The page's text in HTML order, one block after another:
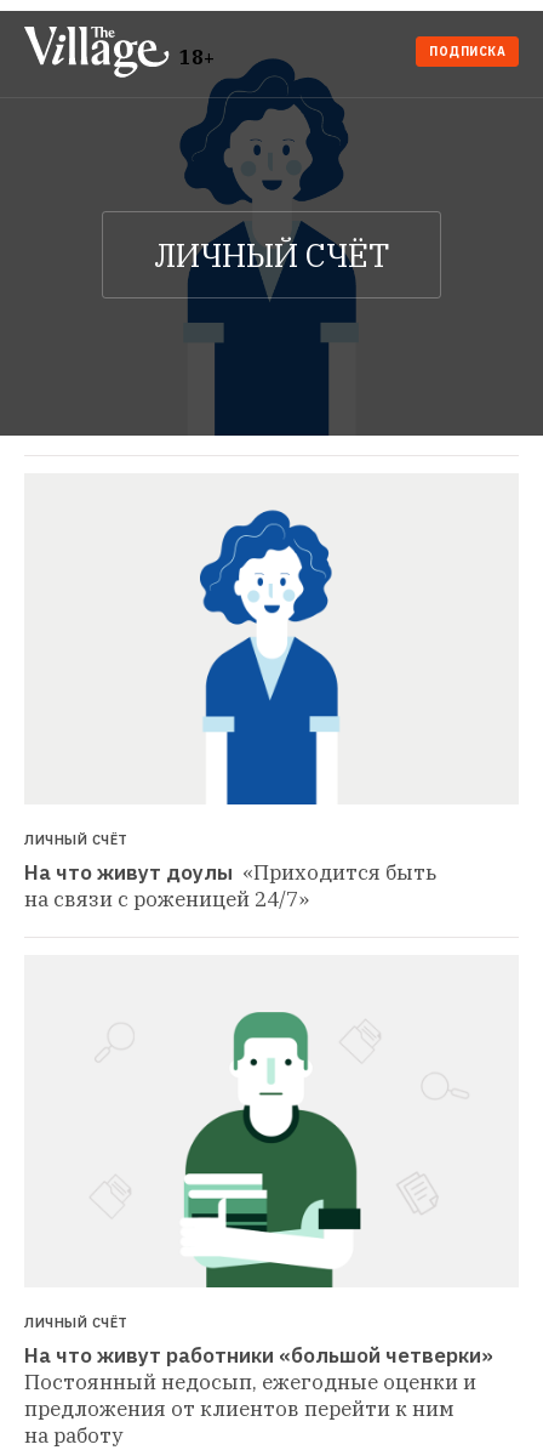
18+ ПОДПИСКА
ЛИЧНЫЙ СЧЁТ
На что живут доулы «Приходится быть
на связи с роженицей 24/7»
ЛИЧНЫЙ СЧЁТ
На что живут работники «большой четверки»
Постоянный недосып, ежегодные оценки и
предложения от клиентов перейти к ним
на работу